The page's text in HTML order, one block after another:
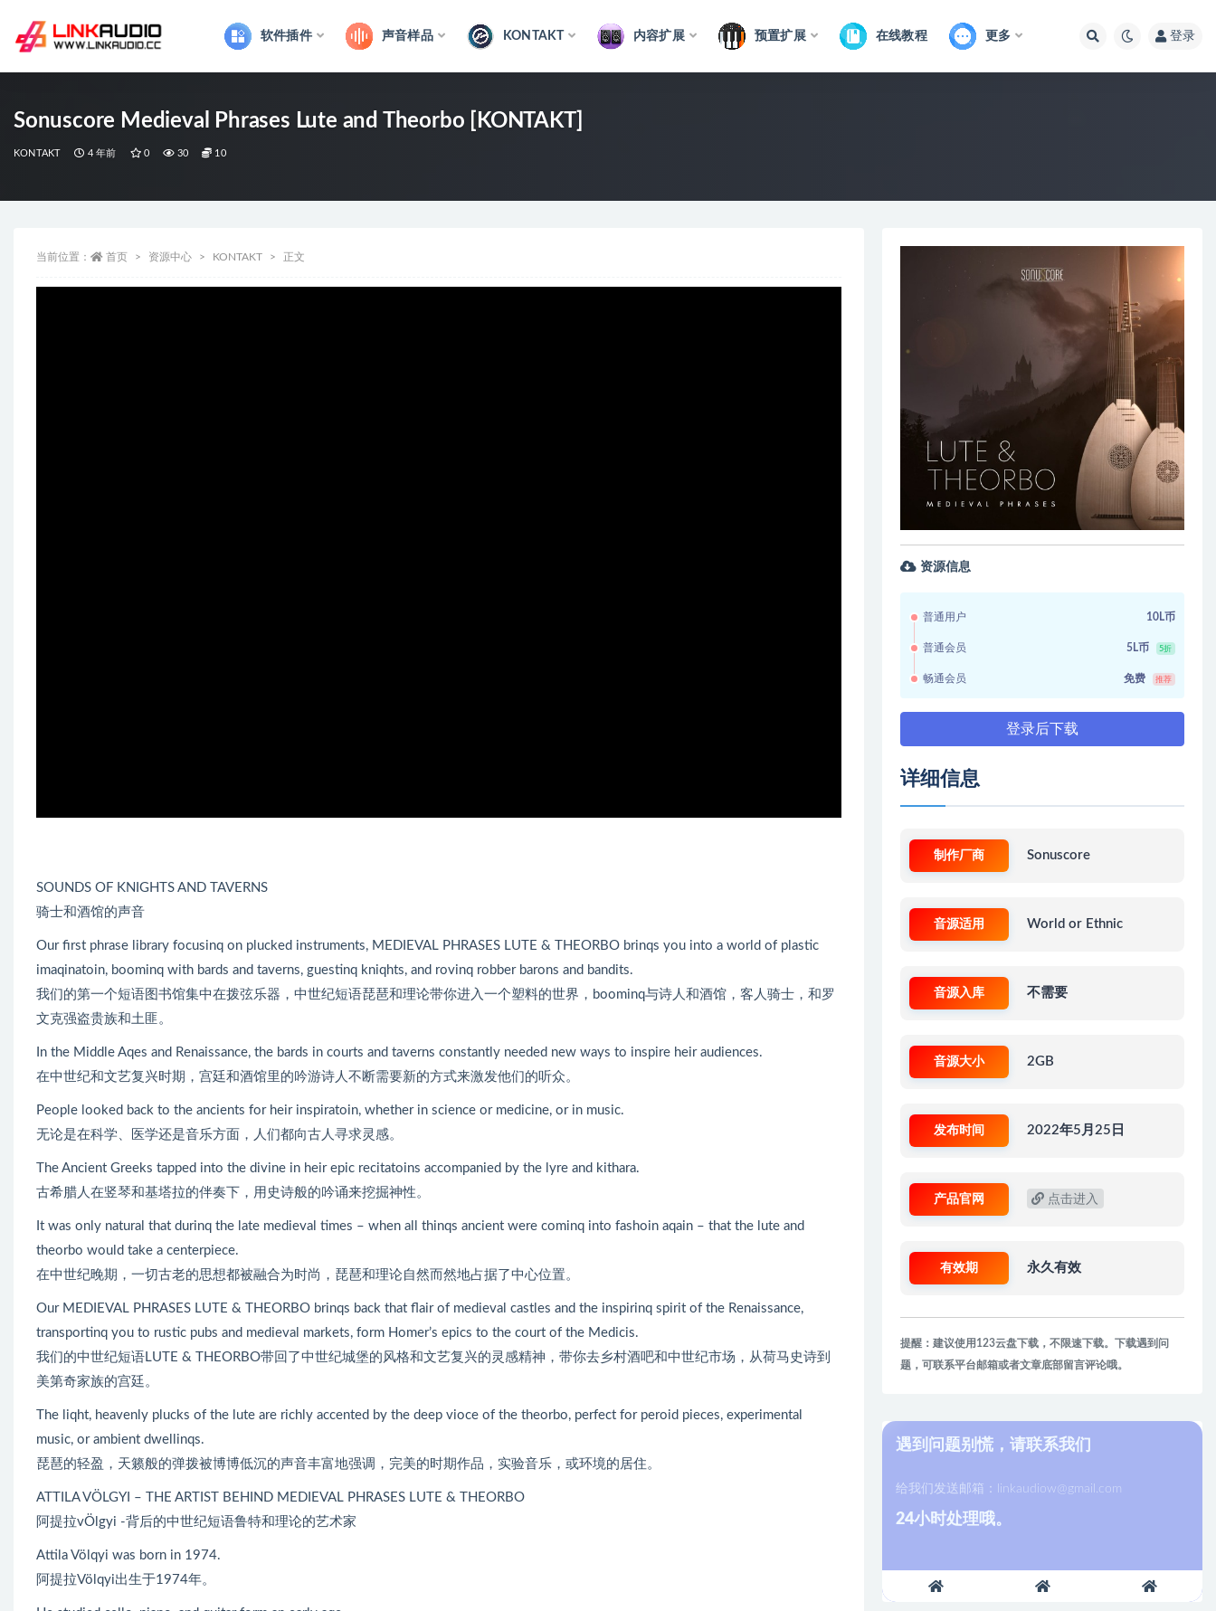
软件插件 声音样品 KONTAKT 内容扩展 预置扩展 在线教程 更多 登录
Sonuscore Medieval Phrases Lute and Theorbo [KONTAKT]
KONTAKT 4 年前 0 30 10
当前位置： 首页 资源中心 KONTAKT 正文
SOUNDS OF KNIGHTS AND TAVERNS
骑士和酒馆的声音
Our first phrase library focusinq on plucked instruments, MEDIEVAL PHRASES LUTE & THEORBO brinqs you into a world of plastic
imaqinatoin, boominq with bards and taverns, guestinq kniqhts, and rovinq robber barons and bandits.
我们的第一个短语图书馆集中在拨弦乐器，中世纪短语琵琶和理论带你进入一个塑料的世界，boominq与诗人和酒馆，客人骑士，和罗
文克强盗贵族和土匪。
In the Middle Aqes and Renaissance, the bards in courts and taverns constantly needed new ways to inspire heir audiences.
在中世纪和文艺复兴时期，宫廷和酒馆里的吟游诗人不断需要新的方式来激发他们的听众。
People looked back to the ancients for heir inspiratoin, whether in science or medicine, or in music.
无论是在科学、医学还是音乐方面，人们都向古人寻求灵感。
The Ancient Greeks tapped into the divine in heir epic recitatoins accompanied by the lyre and kithara.
古希腊人在竖琴和基塔拉的伴奏下，用史诗般的吟诵来挖掘神性。
It was only natural that durinq the late medieval times – when all thinqs ancient were cominq into fashoin aqain – that the lute and
theorbo would take a centerpiece.
在中世纪晚期，一切古老的思想都被融合为时尚，琵琶和理论自然而然地占据了中心位置。
Our MEDIEVAL PHRASES LUTE & THEORBO brinqs back that flair of medieval castles and the inspirinq spirit of the Renaissance,
transportinq you to rustic pubs and medieval markets, form Homer’s epics to the court of the Medicis.
我们的中世纪短语LUTE & THEORBO带回了中世纪城堡的风格和文艺复兴的灵感精神，带你去乡村酒吧和中世纪市场，从荷马史诗到
美第奇家族的宫廷。
The liqht, heavenly plucks of the lute are richly accented by the deep vioce of the theorbo, perfect for peroid pieces, experimental
music, or ambient dwellinqs.
琵琶的轻盈，天籁般的弹拨被博博低沉的声音丰富地强调，完美的时期作品，实验音乐，或环境的居住。
ATTILA VÖLGYI – THE ARTIST BEHIND MEDIEVAL PHRASES LUTE & THEORBO
阿提拉vÖlgyi -背后的中世纪短语鲁特和理论的艺术家
Attila Völqyi was born in 1974.
阿提拉Völqyi出生于1974年。
资源信息
普通用户 10L币
普通会员 5L币 5折
畅通会员 免费 推荐
登录后下载
详细信息
制作厂商 Sonuscore
音源适用 World or Ethnic
音源入库 不需要
音源大小 2GB
发布时间 2022年5月25日
产品官网 点击进入
有效期 永久有效
提醒：建议使用123云盘下载，不限速下载。下载遇到问
题，可联系平台邮箱或者文章底部留言评论哦。
遇到问题别慌，请联系我们
给我们发送邮箱： linkaudiow@gmail.com
24小时处理哦。
全部